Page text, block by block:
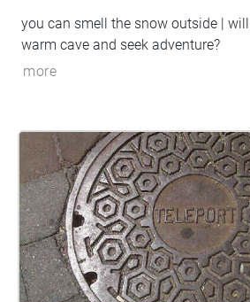
you can smell the snow outside |
warm cave and seek adventure?
more